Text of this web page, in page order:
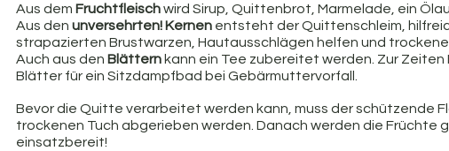
Aus dem Fruchtfleisch wird Sirup, Quittenbrot, Marmelade, ein
Aus den unversehrten! Kernen entsteht der Quittenschleim,
strapazierten Brustwarzen, Hautausschlägen helfen und
Auch aus den Blättern kann ein Tee zubereitet werden. Zur
Blätter für ein Sitzdampfbad bei Gebärmuttervorfall.
Bevor die Quitte verarbeitet werden kann, muss der schützende
trockenen Tuch abgerieben werden. Danach werden die Früchte
einsatzbereit!